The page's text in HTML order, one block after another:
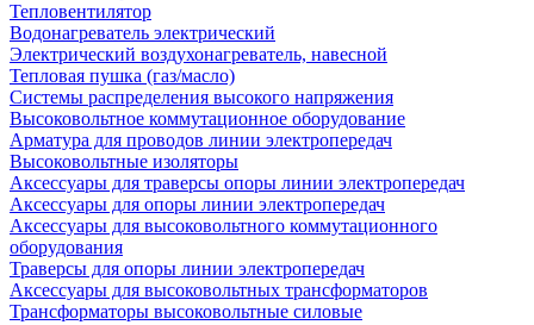
Тепловентилятор
Водонагреватель электрический
Электрический воздухонагреватель, навесной
Тепловая пушка (газ/масло)
Системы распределения высокого напряжения
Высоковольтное коммутационное оборудование
Арматура для проводов линии электропередач
Высоковольтные изоляторы
Аксессуары для траверсы опоры линии электропередач
Аксессуары для опоры линии электропередач
Аксессуары для высоковольтного коммутационного
оборудования
Траверсы для опоры линии электропередач
Аксессуары для высоковольтных трансформаторов
Трансформаторы высоковольтные силовые